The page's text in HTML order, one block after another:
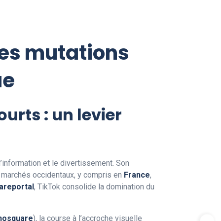
mutations
: un levier
et le divertissement. Son
occidentaux, y compris en France,
, TikTok consolide la domination du
), la course à l’accroche visuelle